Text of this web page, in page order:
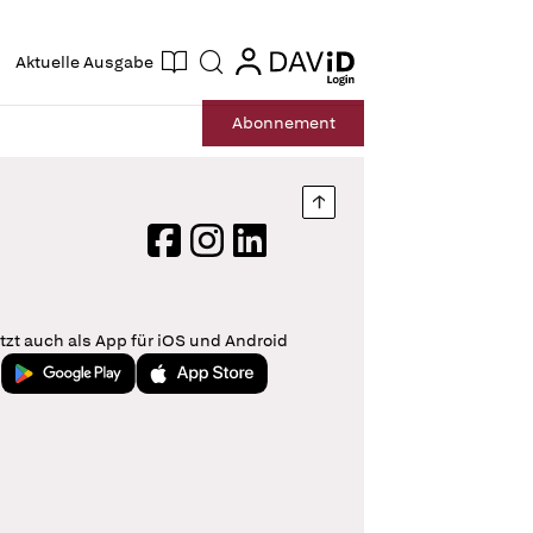
Aktuelle Ausgabe Suche login
login
Abonnement
Nach oben springen
FacebookInstagram
LinkedIn
auch als App für iOS und Android
Jetzt bei Google PlayLaden im App Store